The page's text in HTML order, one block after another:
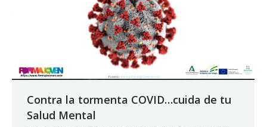
Contra la tormenta COVID…cuida de tu
Salud Mental